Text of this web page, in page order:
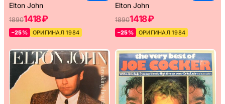
Elton John
18901418 ₽
–25% ОРИГИНАЛ 1984
Elton John
18901418 ₽
–25% ОРИГИНАЛ 1984